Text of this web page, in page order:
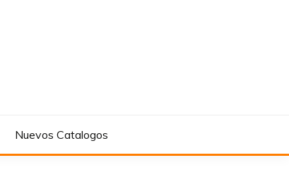
Nuevos Catalogos